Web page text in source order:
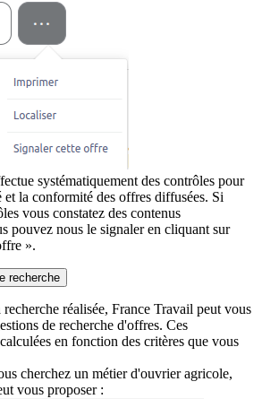
systématiquement des contrôles pour
la conformité des offres diffusées. Si
vous constatez des contenus
pouvez nous le signaler en cliquant sur
».
recherche
réalisée, France Travail peut vous
de recherche d'offres. Ces
en fonction des critères que vous
cherchez un métier d'ouvrier agricole,
vous proposer :